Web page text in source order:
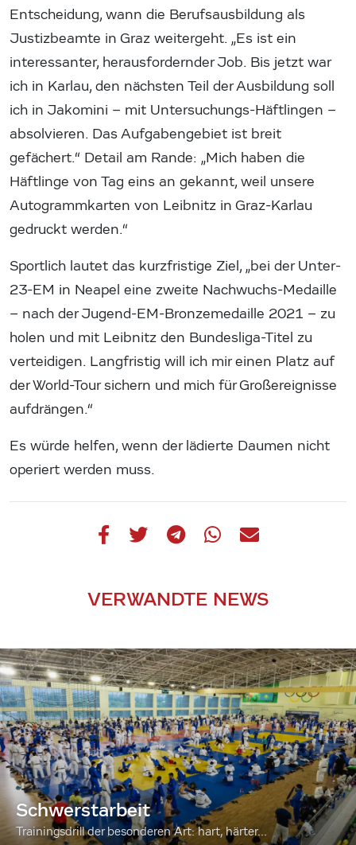
Entscheidung, wann die Berufsausbildung als
Justizbeamte in Graz weitergeht. „Es ist ein
interessanter, herausfordernder Job. Bis jetzt war
ich in Karlau, den nächsten Teil der Ausbildung soll
ich in Jakomini – mit Untersuchungs-Häftlingen –
absolvieren. Das Aufgabengebiet ist breit
gefächert.“ Detail am Rande: „Mich haben die
Häftlinge von Tag eins an gekannt, weil unsere
Autogrammkarten von Leibnitz in Graz-Karlau
gedruckt werden.“
Sportlich lautet das kurzfristige Ziel, „bei der Unter-
23-EM in Neapel eine zweite Nachwuchs-Medaille
– nach der Jugend-EM-Bronzemedaille 2021 – zu
holen und mit Leibnitz den Bundesliga-Titel zu
verteidigen. Langfristig will ich mir einen Platz auf
der World-Tour sichern und mich für Großereignisse
aufdrängen.“
Es würde helfen, wenn der lädierte Daumen nicht
operiert werden muss.
VERWANDTE NEWS
Schwerstarbeit
Trainingsdrill der besonderen Art: hart, härter...